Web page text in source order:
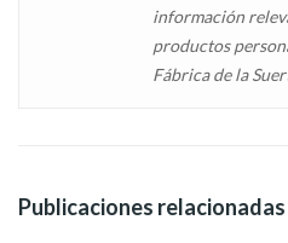
información
productos
Fábrica de la
Publicaciones relacionadas